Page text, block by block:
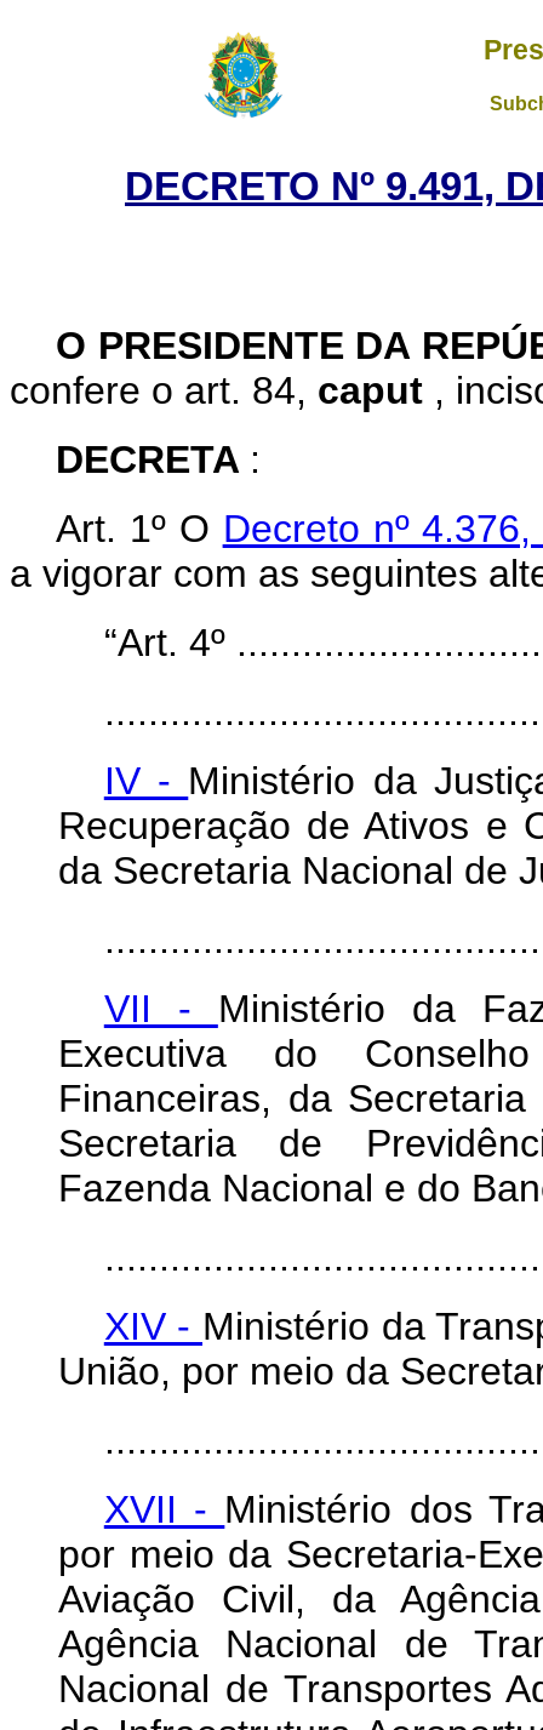
DECRETO Nº 9.491,
O PRESIDENTE DA
confere o art. 84, caput ,
DECRETA :
Art. 1º O Decreto nº
a vigorar com as seguintes
“Art. 4º
IV - Ministério da
Recuperação de Ativos e
da Secretaria Nacional de
VII - Ministério da
Executiva do
Financeiras, da
Secretaria de
Fazenda Nacional e do
XIV - Ministério da
União, por meio da
XVII - Ministério dos
por meio da Secretaria-
Aviação Civil, da
Agência Nacional de
Nacional de Transportes